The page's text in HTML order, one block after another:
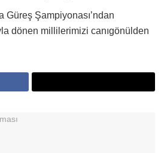
Güreş Şampiyonası’ndan
dönen millilerimizi canıgönülden